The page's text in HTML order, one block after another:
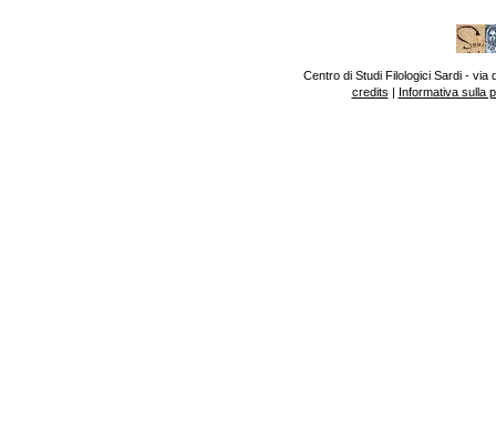
Centro di Studi Filologici Sardi - via
credits | Informativa sulla